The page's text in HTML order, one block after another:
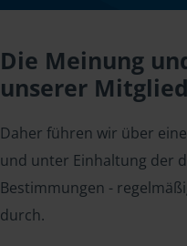
Die Meinung
unserer
Daher führen wir über
und unter Einhaltung der
Bestimmungen -
durch.